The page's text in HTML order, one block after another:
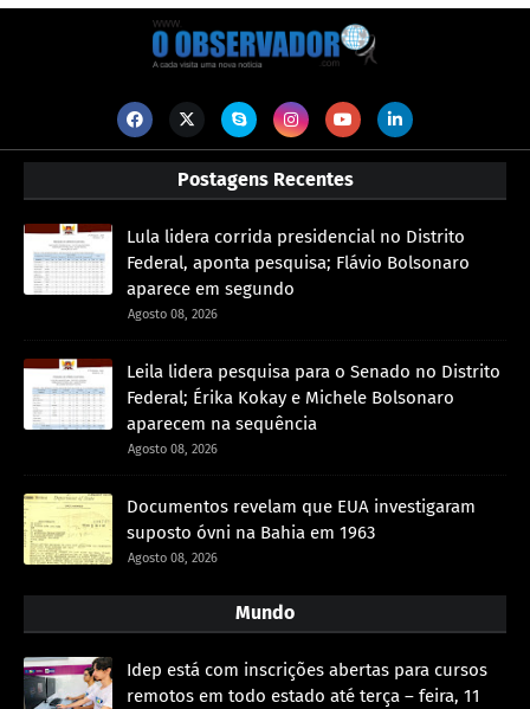
Postagens Recentes
Lula lidera corrida presidencial no Distrito
Federal, aponta pesquisa; Flávio Bolsonaro
aparece em segundo
Agosto 08, 2026
Leila lidera pesquisa para o Senado no Distrito
Federal; Érika Kokay e Michele Bolsonaro
aparecem na sequência
Agosto 08, 2026
Documentos revelam que EUA investigaram
suposto óvni na Bahia em 1963
Agosto 08, 2026
Mundo
Idep está com inscrições abertas para cursos
remotos em todo estado até terça – feira, 11